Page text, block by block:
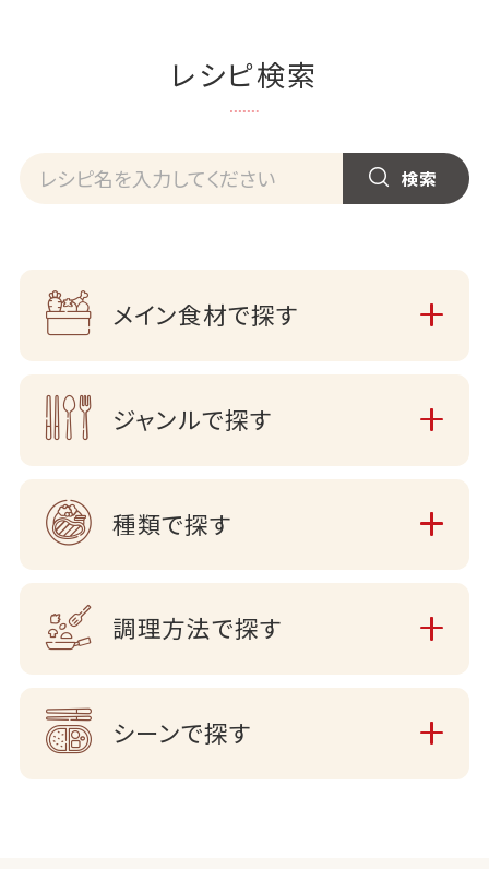
レシピ検索
メイン食材で探す
ジャンルで探す
種類で探す
調理方法で探す
シーンで探す